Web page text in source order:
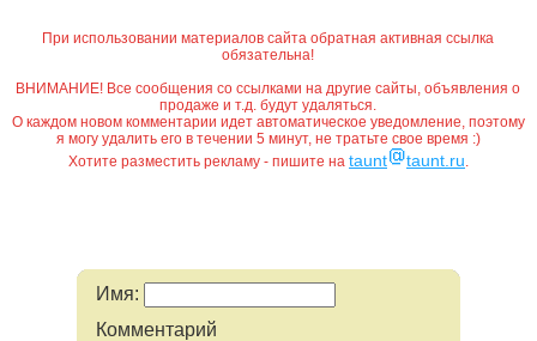
При использовании материалов сайта обратная активная ссылка
обязательна!
ВНИМАНИЕ! Все сообщения со ссылками на другие сайты, объявления о
продаже и т.д. будут удаляться.
О каждом новом комментарии идет автоматическое уведомление, поэтому
я могу удалить его в течении 5 минут, не тратьте свое время :)
Хотите разместить рекламу - пишите на taunt taunt.ru.
Имя:
Комментарий